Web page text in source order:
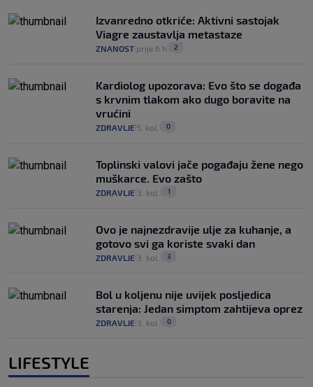
Izvanredno otkriće: Aktivni sastojak
Viagre zaustavlja metastaze
ZNANOST prije 6 h 2
Kardiolog upozorava: Evo što se događa
s krvnim tlakom ako dugo boravite na
vrućini
ZDRAVLJE 5. kol. 0
Toplinski valovi jače pogađaju žene nego
muškarce. Evo zašto
ZDRAVLJE 3. kol. 1
Ovo je najnezdravije ulje za kuhanje, a
gotovo svi ga koriste svaki dan
ZDRAVLJE 3. kol. 3
Bol u koljenu nije uvijek posljedica
starenja: Jedan simptom zahtijeva oprez
ZDRAVLJE 3. kol. 0
LIFESTYLE